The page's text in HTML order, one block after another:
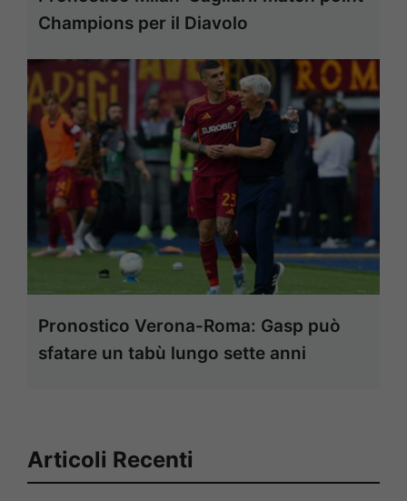
Champions per il Diavolo
Pronostico Verona-Roma: Gasp può
sfatare un tabù lungo sette anni
Articoli Recenti